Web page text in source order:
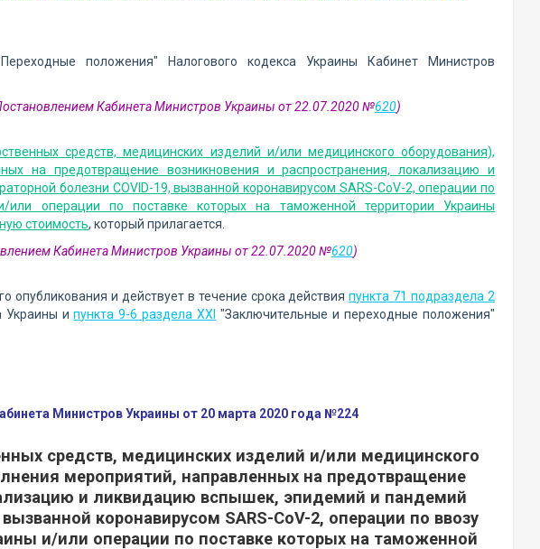
положения" Налогового кодекса Украины Кабинет Министров
Кабинета Министров Украины от 22.07.2020 №620)
средств, медицинских изделий и/или медицинского оборудования),
на предотвращение возникновения и распространения, локализацию и
болезни COVID-19, вызванной коронавирусом SARS-CoV-2, операции по
операции по поставке которых на таможенной территории Украины
стоимость, который прилагается.
Кабинета Министров Украины от 22.07.2020 №620)
опубликования и действует в течение срока действияпункта 71 подраздела 2
Украины ипункта 9-6 раздела XXI "Заключительные и переходные положения"
Министров Украины от 20 марта 2020 года №224
средств, медицинских изделий и/или медицинского
мероприятий, направленных на предотвращение
и ликвидацию вспышек, эпидемий и пандемий
коронавирусом SARS-CoV-2, операции по ввозу
и/или операции по поставке которых на таможенной